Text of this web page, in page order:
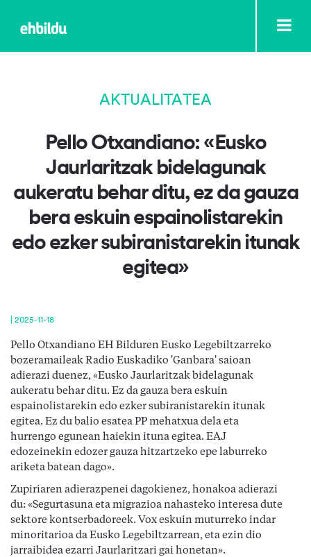
AKTUALITATEA
Pello Otxandiano: «Eusko
Jaurlaritzak bidelagunak
aukeratu behar ditu, ez da gauza
bera eskuin espainolistarekin
edo ezker subiranistarekin itunak
egitea»
2025-11-18
Pello Otxandiano EH Bilduren Eusko Legebiltzarreko
bozeramaileak Radio Euskadiko 'Ganbara' saioan
adierazi duenez, «Eusko Jaurlaritzak bidelagunak
aukeratu behar ditu. Ez da gauza bera eskuin
espainolistarekin edo ezker subiranistarekin itunak
egitea. Ez du balio esatea PP mehatxua dela eta
hurrengo egunean haiekin ituna egitea. EAJ
edozeinekin edozer gauza hitzartzeko epe laburreko
ariketa batean dago».
Zupiriaren adierazpenei dagokienez, honakoa adierazi
du: «Segurtasuna eta migrazioa nahasteko interesa dute
sektore kontserbadoreek. Vox eskuin muturreko indar
minoritarioa da Eusko Legebiltzarrean, eta ezin dio
jarraibidea ezarri Jaurlaritzari gai honetan».